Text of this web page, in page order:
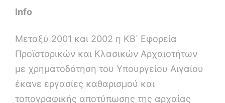
Info
Μεταξύ 2001 και 2002 η ΚΒ΄ Εφορεία
Προϊστορικών και Κλασικών Αρχαιοτήτων
με χρηματοδότηση του Υπουργείου Αιγαίου
έκανε εργασίες καθαρισμού και
τοπογραφικής αποτύπωσης της αρχαίας